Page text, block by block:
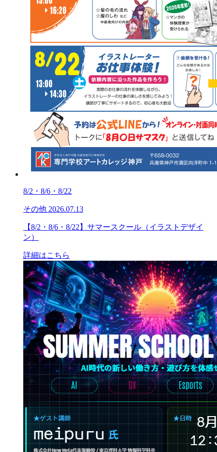
8/2・8/6・8/22
その他 2026.07.13
【8/2・8/6・8/22】サマースクール（イラストデザイ
ン）
詳細はこちら